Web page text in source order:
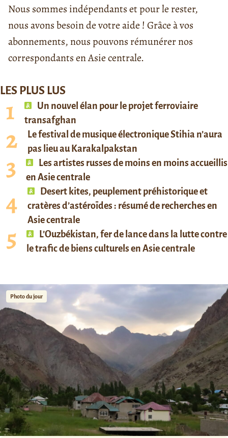
Nous sommes indépendants et pour le rester,
nous avons besoin de votre aide ! Grâce à vos
abonnements, nous pouvons rémunérer nos
correspondants en Asie centrale.
LES PLUS LUS
Un nouvel élan pour le projet ferroviaire
transafghan
Le festival de musique électronique Stihia n’aura
pas lieu au Karakalpakstan
Les artistes russes de moins en moins accueillis
en Asie centrale
Desert kites, peuplement préhistorique et
cratères d’astéroïdes : résumé de recherches en
Asie centrale
L’Ouzbékistan, fer de lance dans la lutte contre
le trafic de biens culturels en Asie centrale
Photo du jour